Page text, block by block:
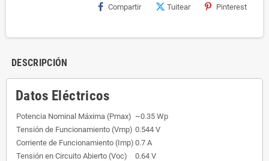
Compartir Tuitear Pinterest
DESCRIPCIÓN
Datos Eléctricos
Potencia Nominal Máxima (Pmax) ~0.35 Wp
Tensión de Funcionamiento (Vmp) 0.544 V
Corriente de Funcionamiento (Imp) 0.7 A
Tensión en Circuito Abierto (Voc)
0.64 V